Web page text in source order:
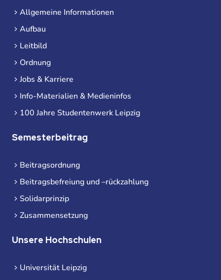
Allgemeine Informationen
Aufbau
Leitbild
Ordnung
Jobs & Karriere
Info-Materialien & Medieninfos
100 Jahre Studentenwerk Leipzig
Semesterbeitrag
Beitragsordnung
Beitragsbefreiung und –rückzahlung
Solidarprinzip
Zusammensetzung
Unsere Hochschulen
Universität Leipzig